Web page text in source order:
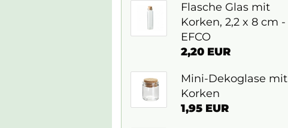
Flasche Glas mit
Korken, 2,2 x 8 cm -
EFCO
2,20 EUR
Mini-Dekoglase mit
Korken
1,95 EUR